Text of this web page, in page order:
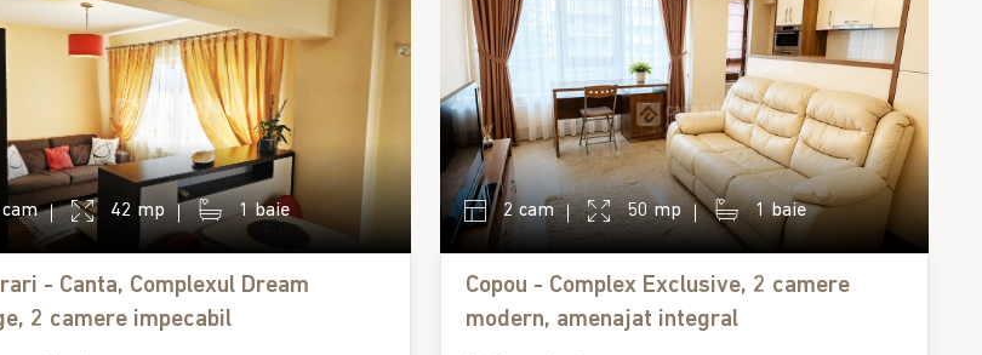
42 mp 1 baie
- Canta, Complexul Dream
2 camere impecabil
2 cam 50 mp 1 baie
Copou - Complex Exclusive, 2 camere
modern, amenajat integral